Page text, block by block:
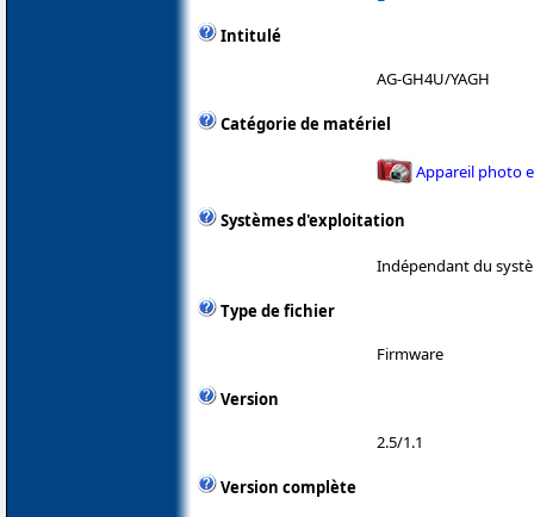
Intitulé
AG-GH4U/YAGH
Catégorie de matériel
Appareil photo
Systèmes d'exploitation
Indépendant du
Type de fichier
Firmware
Version
2.5/1.1
Version complète